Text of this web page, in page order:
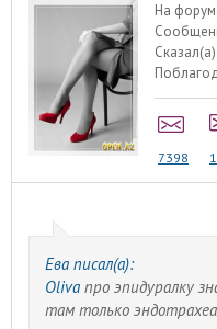
На
7398
Ева писал(а):
Olivaпро эпидуралку
там только